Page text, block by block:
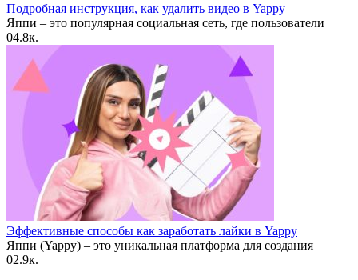
Подробная инструкция, как удалить видео в Yappy
Яппи – это популярная социальная сеть, где пользователи
04.8к.
Эффективные способы как заработать лайки в Yappy
Яппи (Yappy) – это уникальная платформа для создания
02.9к.